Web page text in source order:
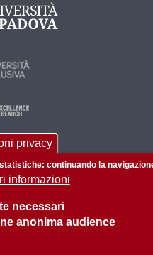
- Tutti i diritti riservati
privacy
continuando la
informazioni
necessari
anonima audience